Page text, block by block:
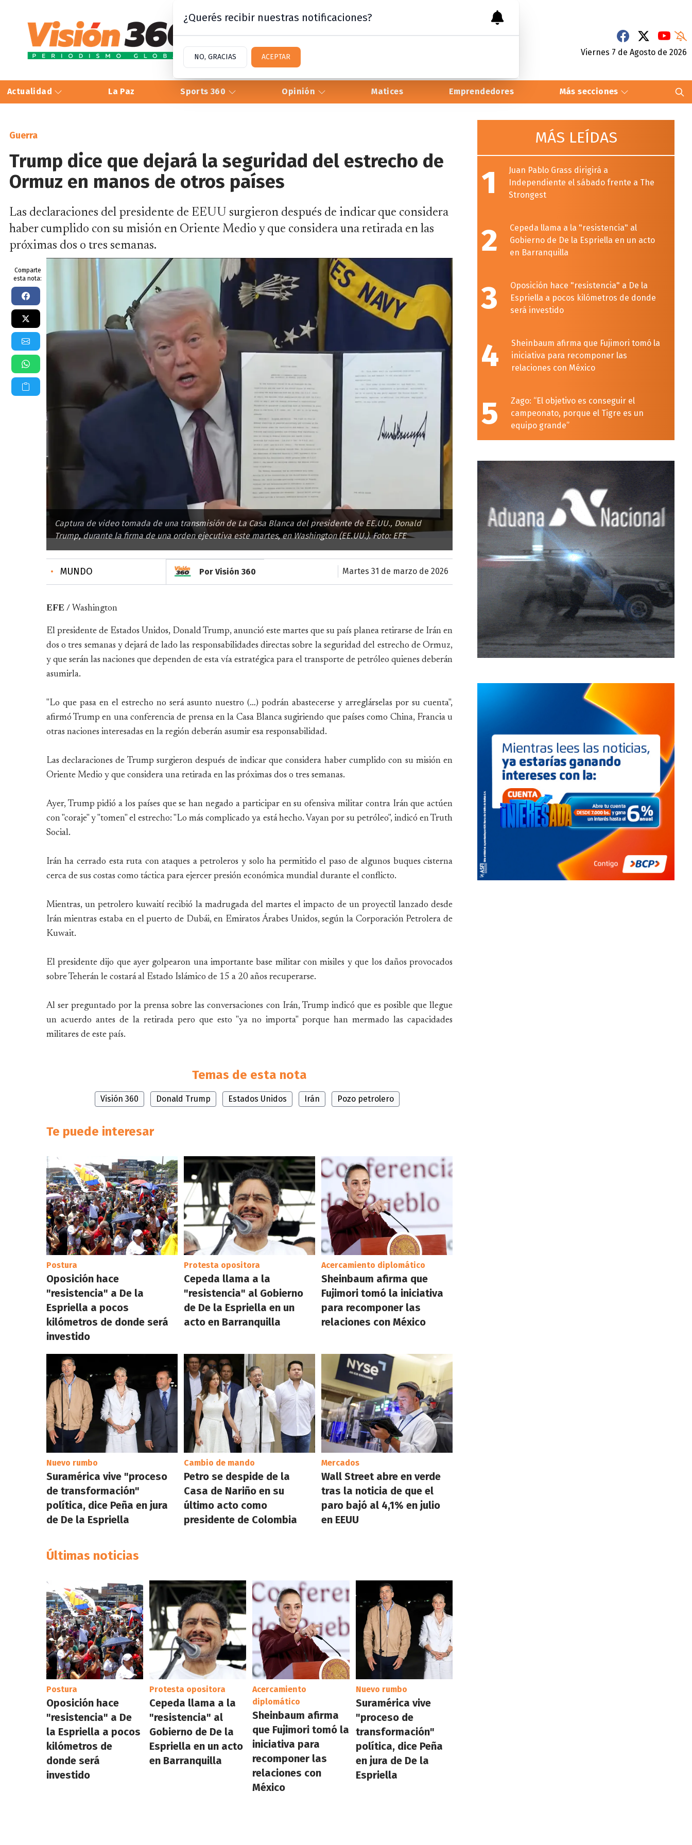
Viernes 7 de Agosto de 2026
Actualidad La Paz Sports 360 Opinión Matices Emprendedores Más secciones
Guerra
Trump dice que dejará la seguridad del estrecho de
Ormuz en manos de otros países
Las declaraciones del presidente de EEUU surgieron después de indicar que considera
haber cumplido con su misión en Oriente Medio y que considera una retirada en las
próximas dos o tres semanas.
Comparte
esta nota:
Captura de video tomada de una transmisión de La Casa Blanca del presidente de EE.UU., Donald
Trump, durante la firma de una orden ejecutiva este martes, en Washington (EE.UU.). Foto: EFE
• MUNDO Por Visión 360 martes 31 de marzo de 2026
EFE / Washington
El presidente de Estados Unidos, Donald Trump, anunció este martes que su país planea retirarse de Irán en
dos o tres semanas y dejará de lado las responsabilidades directas sobre la seguridad del estrecho de Ormuz,
y que serán las naciones que dependen de esta vía estratégica para el transporte de petróleo quienes deberán
asumirla.
"Lo que pasa en el estrecho no será asunto nuestro (…) podrán abastecerse y arreglárselas por su cuenta",
afirmó Trump en una conferencia de prensa en la Casa Blanca sugiriendo que países como China, Francia u
otras naciones interesadas en la región deberán asumir esa responsabilidad.
Las declaraciones de Trump surgieron después de indicar que considera haber cumplido con su misión en
Oriente Medio y que considera una retirada en las próximas dos o tres semanas.
Ayer, Trump pidió a los países que se han negado a participar en su ofensiva militar contra Irán que actúen
con "coraje" y "tomen" el estrecho: "Lo más complicado ya está hecho. Vayan por su petróleo", indicó en Truth
Social.
Irán ha cerrado esta ruta con ataques a petroleros y solo ha permitido el paso de algunos buques cisterna
cerca de sus costas como táctica para ejercer presión económica mundial durante el conflicto.
Mientras, un petrolero kuwaití recibió la madrugada del martes el impacto de un proyectil lanzado desde
Irán mientras estaba en el puerto de Dubái, en Emiratos Árabes Unidos, según la Corporación Petrolera de
Kuwait.
El presidente dijo que ayer golpearon una importante base militar con misiles y que los daños provocados
sobre Teherán le costará al Estado Islámico de 15 a 20 años recuperarse.
Al ser preguntado por la prensa sobre las conversaciones con Irán, Trump indicó que es posible que llegue
un acuerdo antes de la retirada pero que esto "ya no importa" porque han mermado las capacidades
militares de este país.
Temas de esta nota
Visión 360 Donald Trump Estados Unidos Irán Pozo petrolero
Te puede interesar
Postura
Oposición hace
"resistencia" a De la
Espriella a pocos
kilómetros de donde será
investido
Protesta opositora
Cepeda llama a la
"resistencia" al Gobierno
de De la Espriella en un
acto en Barranquilla
Acercamiento diplomático
Sheinbaum afirma que
Fujimori tomó la iniciativa
para recomponer las
relaciones con México
Nuevo rumbo
Suramérica vive "proceso
de transformación"
política, dice Peña en jura
de De la Espriella
Cambio de mando
Petro se despide de la
Casa de Nariño en su
último acto como
presidente de Colombia
Mercados
Wall Street abre en verde
tras la noticia de que el
paro bajó al 4,1% en julio
en EEUU
Últimas noticias
Postura
Oposición hace
"resistencia" a De
la Espriella a pocos
kilómetros de
donde será
investido
Protesta opositora
Cepeda llama a la
"resistencia" al
Gobierno de De la
Espriella en un acto
en Barranquilla
Acercamiento
diplomático
Sheinbaum afirma
que Fujimori tomó la
iniciativa para
recomponer las
relaciones con
México
Nuevo rumbo
Suramérica vive
"proceso de
transformación"
política, dice Peña
en jura de De la
Espriella
MÁS LEÍDAS
1
Juan Pablo Grass dirigirá a
Independiente el sábado frente a The
Strongest
2
Cepeda llama a la "resistencia" al
Gobierno de De la Espriella en un acto
en Barranquilla
3
Oposición hace "resistencia" a De la
Espriella a pocos kilómetros de donde
será investido
4
Sheinbaum afirma que Fujimori tomó la
iniciativa para recomponer las
relaciones con México
5
Zago: “El objetivo es conseguir el
campeonato, porque el Tigre es un
equipo grande”
¿Querés recibir nuestras notificaciones?
NO, GRACIAS ACEPTAR